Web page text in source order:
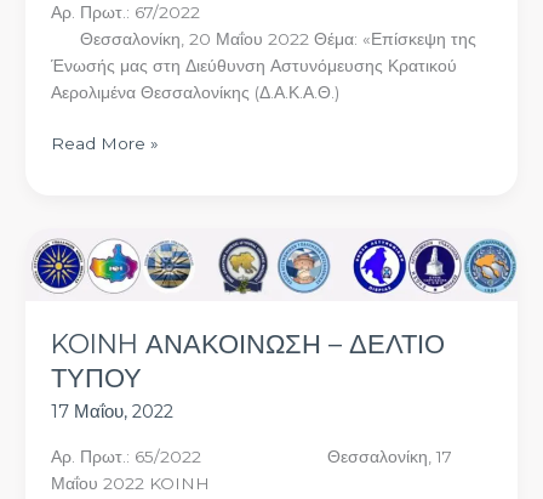
Αρ. Πρωτ.: 67/2022
Θεσσαλονίκη, 20 Μαΐου 2022 Θέμα: «Επίσκεψη της
Ένωσής μας στη Διεύθυνση Αστυνόμευσης Κρατικού
Αερολιμένα Θεσσαλονίκης (Δ.Α.Κ.Α.Θ.)
Read More »
KOINH ΑΝΑΚΟΙΝΩΣΗ – ΔΕΛΤΙΟ
ΤΥΠΟΥ
17 Μαΐου, 2022
Αρ. Πρωτ.: 65/2022 Θεσσαλονίκη, 17
Μαΐου 2022 KOINH
KOINH
ΑΝΑΚΟΙΝΩΣΗ
–
ΤΥΠΟΥ